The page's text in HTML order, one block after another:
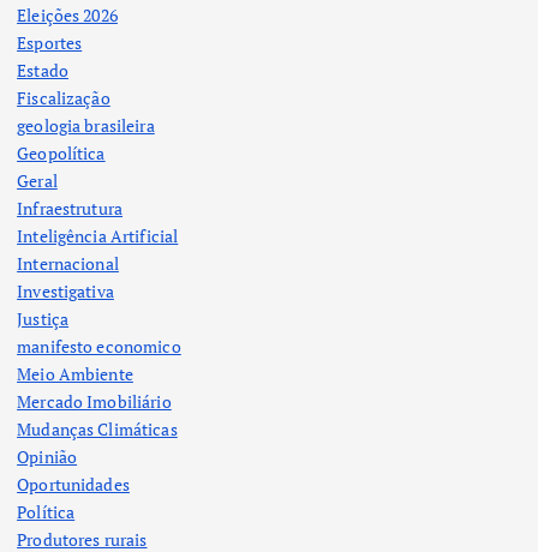
Eleições 2026
Esportes
Estado
Fiscalização
geologia brasileira
Geopolítica
Geral
Infraestrutura
Inteligência Artificial
Internacional
Investigativa
Justiça
manifesto economico
Meio Ambiente
Mercado Imobiliário
Mudanças Climáticas
Opinião
Oportunidades
Política
Produtores rurais